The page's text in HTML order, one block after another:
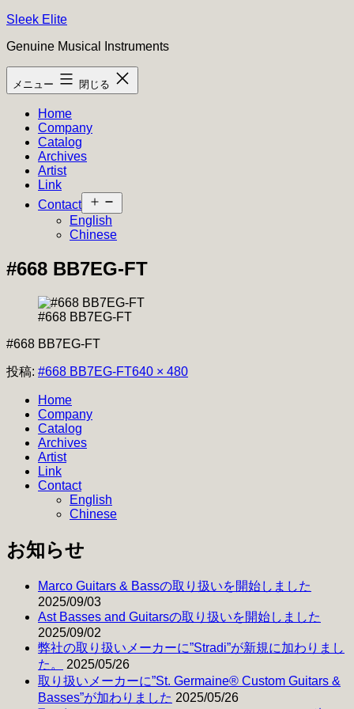
コ
テ
ン
ツ
Sleek Elite
Genuine Musical Instruments
メニュー 閉じる
Home
Company
Catalog
Archives
Artist
Link
Contact
ニ
ー
開
English
Chinese
#668 BB7EG-FT
#668 BB7EG-FT
#668 BB7EG-FT
投稿: #668 BB7EG-FTフ
640 × 480
Home
Company
Catalog
Archives
Artist
Link
Contact
English
Chinese
お知らせ
Marco Guitars & Bassの取り扱いを開始しました
2025/09/03
Ast Basses and Guitarsの取り扱いを開始しました
2025/09/02
弊社の取り扱いメーカーに”Stradi”が新規に加わりまし
た。
2025/05/26
取り扱いメーカーに”St. Germaine® Custom Guitars &
Basses”が加わりました 2025/05/26